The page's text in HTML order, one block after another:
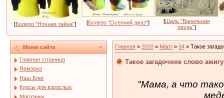
[Болеро "Ночная тайна"] [Болеро "Осенний джаз"] [Шаль "Ванильная
песнь"]
Меню сайта
Главная страница
Ярмарка
Наш Блог
Курсы для взрослых
Магазины
Главная » 2010 » Март » 04 » Такое
Такое загадочное слово
"Мама, а что